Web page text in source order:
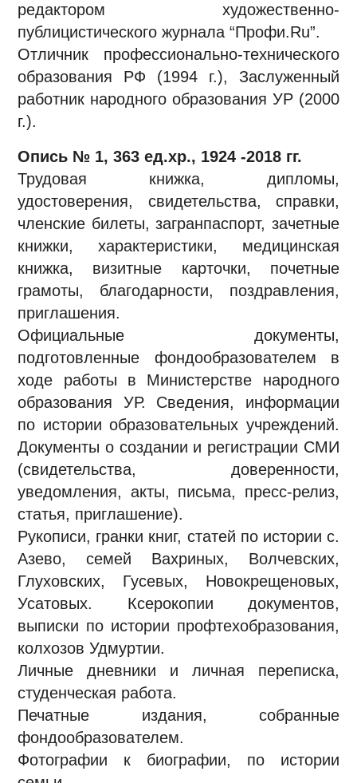
редактором художественно-
публицистического журнала “Профи.Ru”.
Отличник профессионально-технического
образования РФ (1994 г.), Заслуженный
работник народного образования УР (2000
г.).
Опись № 1, 363 ед.хр., 1924 -2018 гг.
Трудовая книжка, дипломы,
удостоверения, свидетельства, справки,
членские билеты, загранпаспорт, зачетные
книжки, характеристики, медицинская
книжка, визитные карточки, почетные
грамоты, благодарности, поздравления,
приглашения.
Официальные документы,
подготовленные фондообразователем в
ходе работы в Министерстве народного
образования УР. Сведения, информации
по истории образовательных учреждений.
Документы о создании и регистрации СМИ
(свидетельства, доверенности,
уведомления, акты, письма, пресс-релиз,
статья, приглашение).
Рукописи, гранки книг, статей по истории с.
Азево, семей Вахриных, Волчевских,
Глуховских, Гусевых, Новокрещеновых,
Усатовых. Ксерокопии документов,
выписки по истории профтехобразования,
колхозов Удмуртии.
Личные дневники и личная переписка,
студенческая работа.
Печатные издания, собранные
фондообразователем.
Фотографии к биографии, по истории